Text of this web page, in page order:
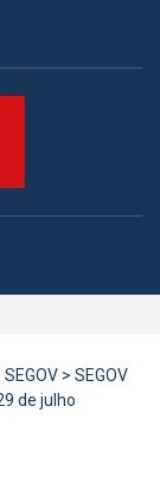
SEGOV > SEGOV
de julho